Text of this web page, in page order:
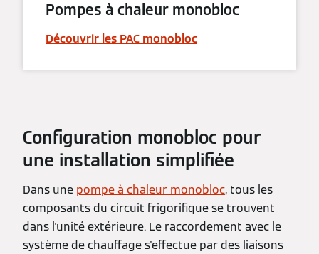
Pompes à chaleur monobloc
Découvrir les PAC monobloc
Configuration monobloc pour
une installation simplifiée
Dans une pompe à chaleur monobloc, tous les
composants du circuit frigorifique se trouvent
dans l'unité extérieure. Le raccordement avec le
système de chauffage s'effectue par des liaisons